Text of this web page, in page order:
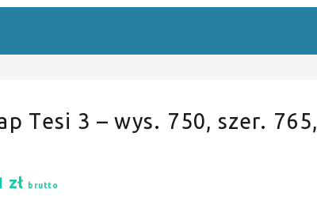
Tesi 3 – wys. 750, szer. 765,
zł brutto